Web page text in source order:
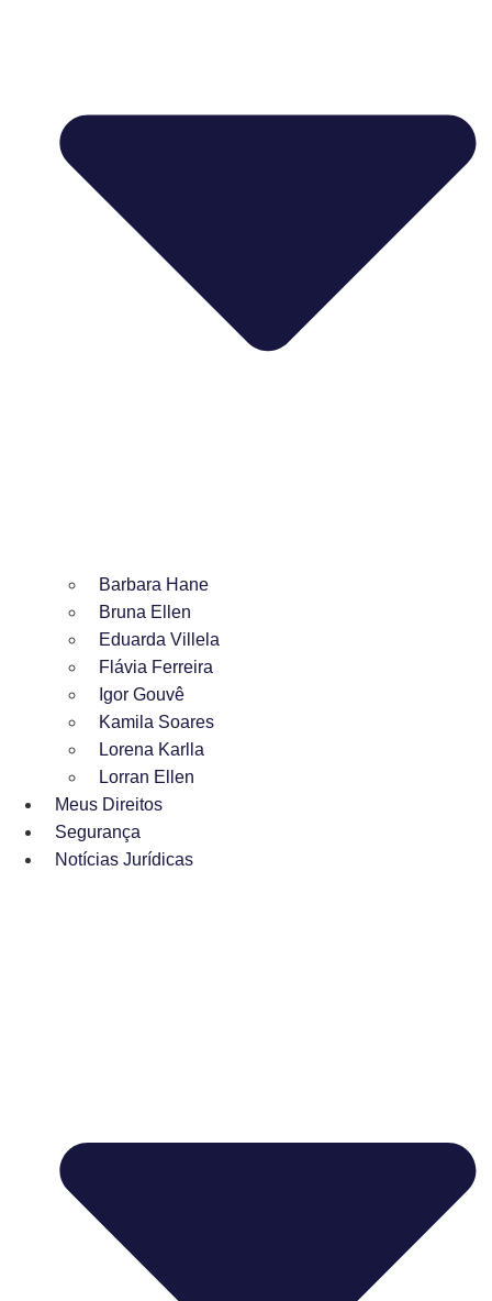
Barbara Hane
Bruna Ellen
Eduarda Villela
Flávia Ferreira
Igor Gouvê
Kamila Soares
Lorena Karlla
Lorran Ellen
Meus Direitos
Segurança
Notícias Jurídicas